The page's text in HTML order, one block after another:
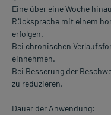
Eine über eine Woche
Rücksprache mit einem
erfolgen.
Bei chronischen
einnehmen.
Bei Besserung der
zu reduzieren.
Dauer der Anwendung: